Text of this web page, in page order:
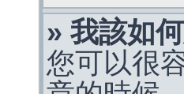
» 我該如
您可以很